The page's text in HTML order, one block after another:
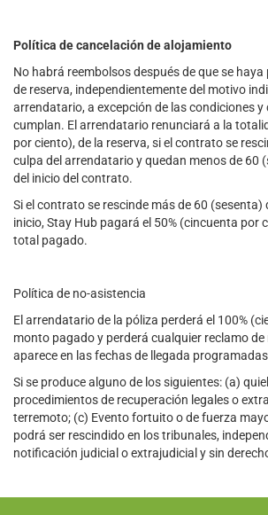
Política de cancelación de alojamiento
No habrá reembolsos después de que se
de reserva, independientemente del motivo
arrendatario, a excepción de las condiciones y
cumplan. El arrendatario renunciará a la
por ciento), de la reserva, si el contrato se
culpa del arrendatario y quedan menos de 60
del inicio del contrato.
Si el contrato se rescinde más de 60 (sesenta)
inicio, Stay Hub pagará el 50% (cincuenta por
total pagado.
Política de no-asistencia
El arrendatario de la póliza perderá el 100%
monto pagado y perderá cualquier reclamo de
aparece en las fechas de llegada
Si se produce alguno de los siguientes: (a)
procedimientos de recuperación legales o
terremoto; (c) Evento fortuito o de fuerza
podrá ser rescindido en los tribunales,
notificación judicial o extrajudicial y sin